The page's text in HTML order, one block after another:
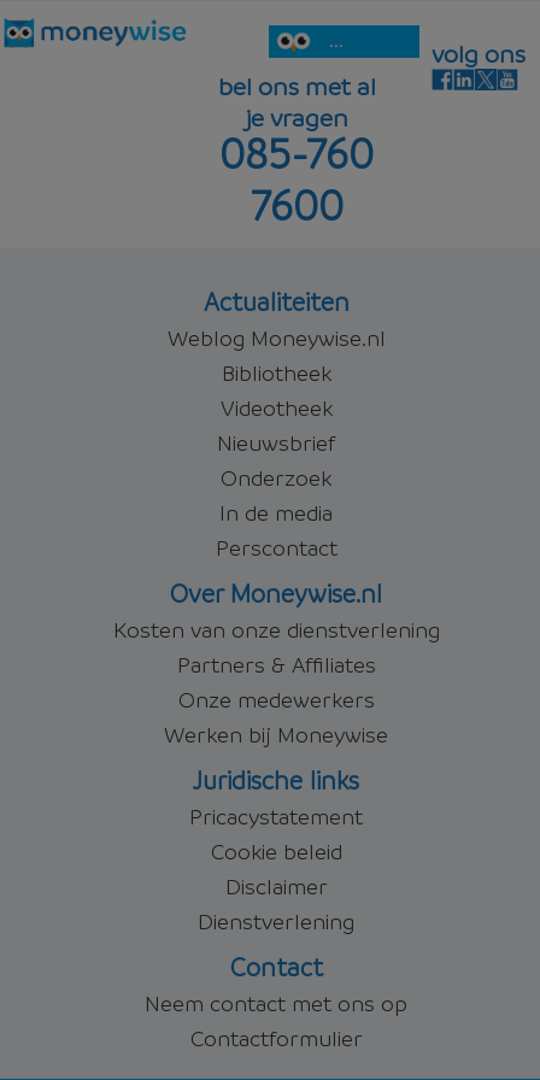
...
bel ons met al
je vragen
085-760
7600
volg ons
Actualiteiten
Weblog Moneywise.nl
Bibliotheek
Videotheek
Nieuwsbrief
Onderzoek
In de media
Perscontact
Over Moneywise.nl
Kosten van onze dienstverlening
Partners & Affiliates
Onze medewerkers
Werken bij Moneywise
Juridische links
Pricacystatement
Cookie beleid
Disclaimer
Dienstverlening
Contact
Neem contact met ons op
Contactformulier